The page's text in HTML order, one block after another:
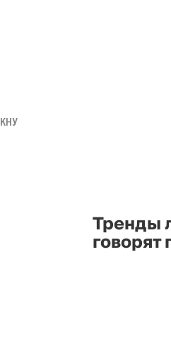
КНУ
Тренды
говорят